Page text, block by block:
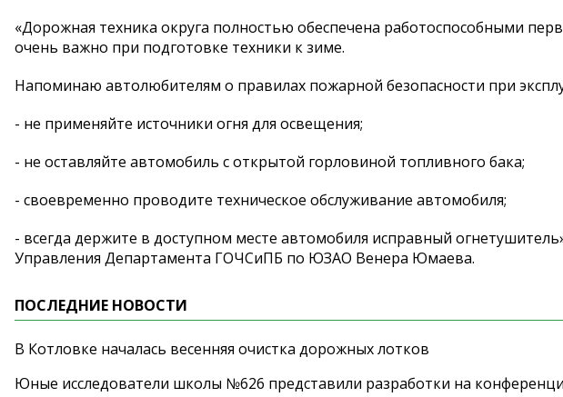
«Дорожная техника округа полностью обеспечена работоспособными
очень важно при подготовке техники к зиме.
Напоминаю автолюбителям о правилах пожарной безопасности при
- не применяйте источники огня для освещения;
- не оставляйте автомобиль с открытой горловиной топливного бака;
- своевременно проводите техническое обслуживание автомобиля;
- всегда держите в доступном месте автомобиля исправный
Управления Департамента ГОЧСиПБ по ЮЗАО Венера Юмаева.
ПОСЛЕДНИЕ НОВОСТИ
В Котловке началась весенняя очистка дорожных лотков
Юные исследователи школы №626 представили разработки на